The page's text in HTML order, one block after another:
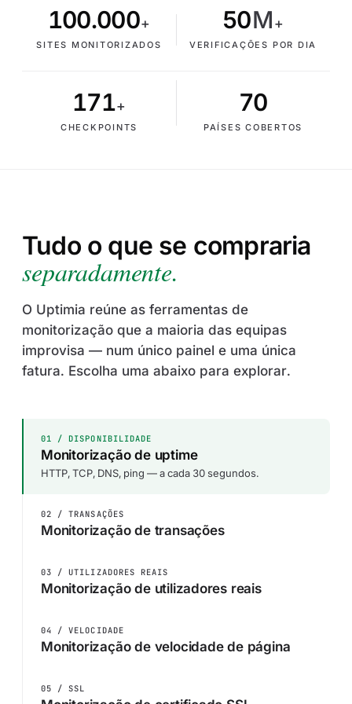
100.000+
SITES MONITORIZADOS
50M+
VERIFICAÇÕES POR DIA
171+
CHECKPOINTS
70
PAÍSES COBERTOS
Tudo o que se compraria
separadamente.
O Uptimia reúne as ferramentas de
monitorização que a maioria das equipas
improvisa — num único painel e uma única
fatura. Escolha uma abaixo para explorar.
01 / DISPONIBILIDADE
Monitorização de uptime
HTTP, TCP, DNS, ping — a cada 30 segundos.
02 / TRANSAÇÕES
Monitorização de transações
03 / UTILIZADORES REAIS
Monitorização de utilizadores reais
04 / VELOCIDADE
Monitorização de velocidade de página
05 / SSL